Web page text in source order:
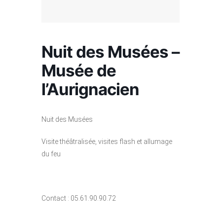
Nuit des Musées –
Musée de
l’Aurignacien
Nuit des Musées
Visite théâtralisée, visites flash et allumage
du feu
Contact : 05.61.90.90.72